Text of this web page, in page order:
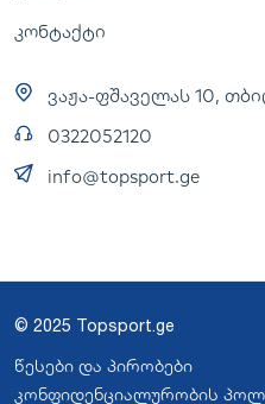
კონტაქტი
ვაჟა-ფშაველას 10,
0322052120
info@topsport.ge
© 2025 Topsport.ge
წესები და პირობები
კონფიდენციალურობის